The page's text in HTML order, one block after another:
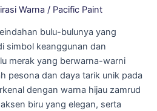
Warna / Pacific Paint
bulu-bulunya yang
simbol keanggunan dan
merak yang berwarna-warni
pesona dan daya tarik unik pada
dengan warna hijau zamrud
biru yang elegan, serta